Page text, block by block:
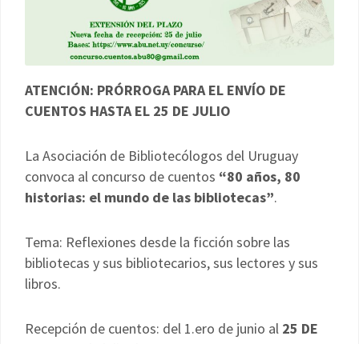
ATENCIÓN: PRÓRROGA PARA EL ENVÍO DE
CUENTOS HASTA EL 25 DE JULIO
La Asociación de Bibliotecólogos del Uruguay
convoca al concurso de cuentos “80 años, 80
historias: el mundo de las bibliotecas”.
Tema: Reflexiones desde la ficción sobre las
bibliotecas y sus bibliotecarios, sus lectores y sus
libros.
Recepción de cuentos: del 1.ero de junio al 25 DE